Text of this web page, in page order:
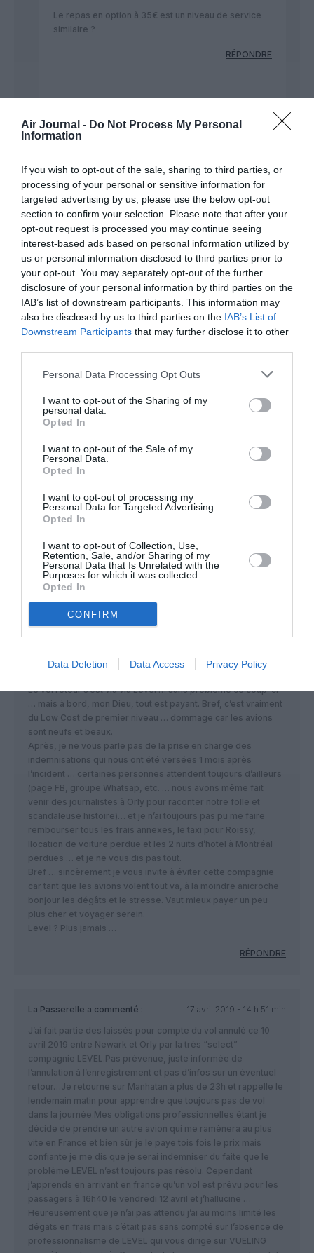
Air Journal - Do Not Process My Personal
Information
If you wish to opt-out of the sale, sharing to third parties, or
processing of your personal or sensitive information for
targeted advertising by us, please use the below opt-out
section to confirm your selection. Please note that after your
opt-out request is processed you may continue seeing
interest-based ads based on personal information utilized by
us or personal information disclosed to third parties prior to
your opt-out. You may separately opt-out of the further
disclosure of your personal information by third parties on the
IAB’s list of downstream participants. This information may
also be disclosed by us to third parties on the IAB’s List of
Downstream Participants that may further disclose it to other
Personal Data Processing Opt Outs
I want to opt-out of the Sharing of my
personal data.
Opted In
I want to opt-out of the Sale of my
Personal Data.
Opted In
I want to opt-out of processing my
Personal Data for Targeted Advertising.
Opted In
I want to opt-out of Collection, Use,
Retention, Sale, and/or Sharing of my
Personal Data that Is Unrelated with the
Purposes for which it was collected.
Opted In
CONFIRM
Data Deletion Data Access Privacy Policy
Le repas en option à 35€ est un niveau de service
similaire ?
RÉPONDRE
:
9 h 32 min
Vue la qualité des repas Air France, oui un
Perso je préfère ramener un sandwich et
quelques en-cas et payer moins cher.
RÉPONDRE
La pingrerie tue...a
commenté :
26 octobre
2018 - 10 h 59
min
Si l’objectif est de toujours payer
moins, autant que vous restiez
chez vous: vous économiserez
sandwiches non stop!
RÉPONDRE
Papamanu a commenté :
27 octobre 2018 - 12 h 17
malheureusement je vous le confirme !!! Je fais partie des
voyageurs dont le vol pour Montréal a été annulé pour
défaillance moteur le 06/08/2018 à Orly à 22h00 après être
monté à bord à 19h30 … à savoir que cette annulation faisait
suite à une autre annulation survenue pour le même trajet,
mais cette fois à Montréal le 16/07/2018.
(Personnellement nous étions 5) … nous avons été recasés
Le vol retour s’est via via Level … sans problème ce coup-ci
… mais à bord, mon Dieu, tout est payant. Bref, c’est vraiment
du Low Cost de premier niveau … dommage car les avions
sont neufs et beaux.
Après, je ne vous parle pas de la prise en charge des
indemnisations qui nous ont été versées 1 mois après
l’incident … certaines personnes attendent toujours d’ailleurs
(page FB, groupe Whatsap, etc. … nous avons même fait
venir des journalistes à Orly pour raconter notre folle et
scandaleuse histoire)… et je n’ai toujours pas pu me faire
rembourser tous les frais annexes, le taxi pour Roissy,
llocation de voiture perdue et les 2 nuits d’hotel à Montréal
perdues … et je ne vous dis pas tout.
Bref … sincèrement je vous invite à éviter cette compagnie
car tant que les avions volent tout va, à la moindre anicroche
bonjour les dégâts et le stresse. Vaut mieux payer un peu
plus cher et voyager serein.
Level ? Plus jamais …
RÉPONDRE
La Passerelle a commenté :
17 avril 2019 - 14 h 51 min
J’ai fait partie des laissés pour compte du vol annulé ce 10
avril 2019 entre Newark et Orly par la très “select”
compagnie LEVEL.Pas prévenue, juste informée de
l’annulation à l’enregistrement et pas d’infos sur un éventuel
retour…Je retourne sur Manhatan à plus de 23h et rappelle le
lendemain matin pour apprendre que toujours pas de vol
dans la journée.Mes obligations professionnelles étant je
décide de prendre un autre avion qui me ramènera au plus
vite en France et bien sûr je le paye tois fois le prix mais
confiante je me dis que je serai indemniser du faite que le
problème LEVEL n’est toujours pas résolu. Cependant
j’apprends en arrivant en france qu’un vol est prévu pour les
passagers à 16h40 le vendredi 12 avril et j’hallucine …
Heureusement que je n’ai pas attendu j’ai au moins limité les
dégats en frais mais c’était pas sans compté sur l’absence de
professionnalisme de LEVEL qui vous dirige sur VUELING